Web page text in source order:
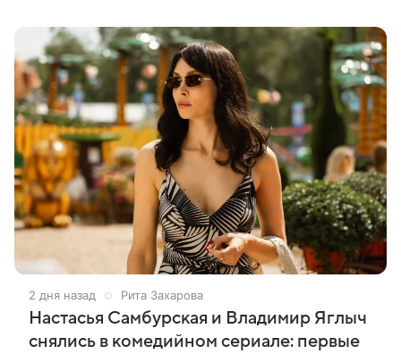
2 дня назад Рита Захарова
Настасья Самбурская и Владимир Яглыч
снялись в комедийном сериале: первые